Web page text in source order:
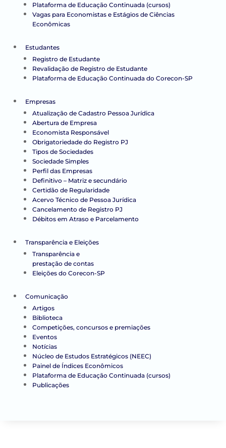
Plataforma de Educação Continuada (cursos)
Vagas para Economistas e Estágios de Ciências
Econômicas
Estudantes
Registro de Estudante
Revalidação de Registro de Estudante
Plataforma de Educação Continuada do Corecon-SP
Empresas
Atualização de Cadastro Pessoa Jurídica
Abertura de Empresa
Economista Responsável
Obrigatoriedade do Registro PJ
Tipos de Sociedades
Sociedade Simples
Perfil das Empresas
Definitivo – Matriz e secundário
Certidão de Regularidade
Acervo Técnico de Pessoa Jurídica
Cancelamento de Registro PJ
Débitos em Atraso e Parcelamento
Transparência e Eleições
Transparência e
prestação de contas
Eleições do Corecon-SP
Comunicação
Artigos
Biblioteca
Competições, concursos e premiações
Eventos
Notícias
Núcleo de Estudos Estratégicos (NEEC)
Painel de Índices Econômicos
Plataforma de Educação Continuada (cursos)
Publicações